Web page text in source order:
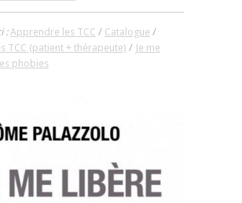
:Apprendre les TCC / Catalogue /
TCC (patient + thérapeute) / Je me
phobies